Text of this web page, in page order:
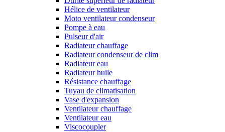
Hélice de ventilateur
Moto ventilateur condenseur
Pompe à eau
Pulseur d'air
Radiateur chauffage
Radiateur condenseur de clim
Radiateur eau
Radiateur huile
Résistance chauffage
Tuyau de climatisation
Vase d'expansion
Ventilateur chauffage
Ventilateur eau
Viscocoupler